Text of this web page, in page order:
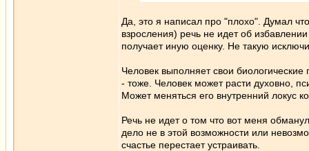
Да, это я написал про "плохо". Думал
взросления) речь не идет об
получает иную оценку. Не такую
Человек выполняет свои
- тоже. Человек может расти духовно,
Может меняться его внутренний локус
Речь не идет о том что вот меня
дело не в этой возможности или
счастье перестает устраивать.